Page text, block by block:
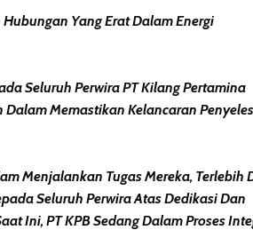
Yang Erat Dalam Energi
Seluruh Perwira PT Kilang Pertamina
Memastikan Kelancaran
Menjalankan Tugas Mereka, Terlebih
Seluruh Perwira Atas Dedikasi Dan
Ini, PT KPB Sedang Dalam Proses